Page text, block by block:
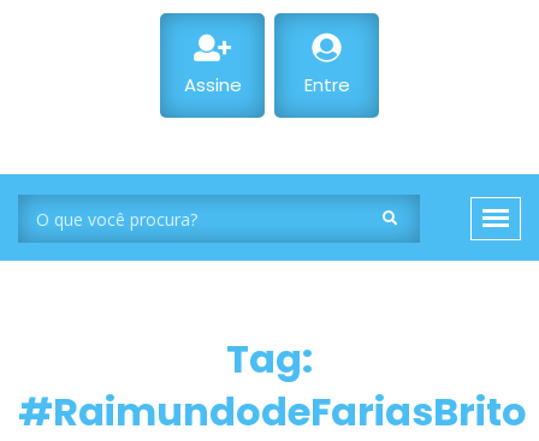
Assine Entre
Tag:
#RaimundodeFariasBrito